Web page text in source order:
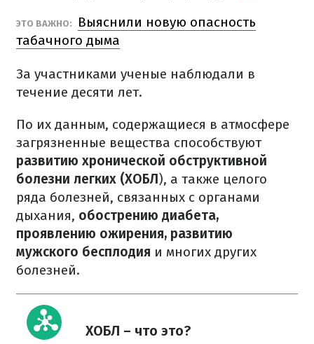
ЭТО ВАЖНО:
Выяснили новую опасность
табачного дыма
За участниками ученые наблюдали в
течение десяти лет.
По их данным, содержащиеся в атмосфере
загрязненные вещества способствуют
развитию хронической обструктивной
болезни легких (ХОБЛ), а также целого
ряда болезней, связанных с органами
дыхания, обострению диабета,
проявлению ожирения, развитию
мужского бесплодия и многих других
болезней.
ХОБЛ – что это?